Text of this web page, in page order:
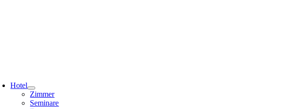
Hotel
Zimmer
Seminare